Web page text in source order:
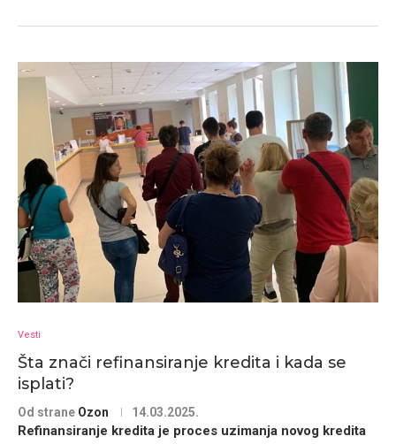
Vesti
Šta znači refinansiranje kredita i kada se
isplati?
Od strane Ozon 14.03.2025.
Refinansiranje kredita je proces uzimanja novog kredita